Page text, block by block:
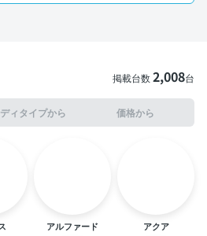
掲載台数2,008台
ィタイプから 価格から
アルファード アクア